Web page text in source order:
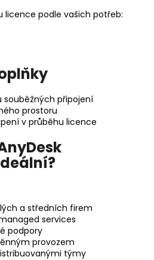
licence podle vašich potřeb:
souběžných připojení
prostoru
v průběhu licence
a středních firem
services
podpory
provozem
týmy